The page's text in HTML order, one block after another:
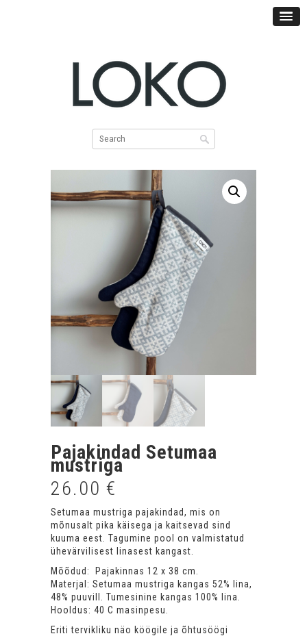
Pajakindad Setumaa
mustriga
26.00 €
Setumaa mustriga pajakindad, mis on
mõnusalt pika käisega ja kaitsevad sind
kuuma eest. Tagumine pool on valmistatud
ühevärvilisest linasest kangast.
Mõõdud: Pajakinnas 12 x 38 cm.
Materjal: Setumaa mustriga kangas 52% lina,
48% puuvill. Tumesinine kangas 100% lina.
Hooldus: 40 C masinpesu.
Eriti tervikliku näo köögile ja õhtusöögi